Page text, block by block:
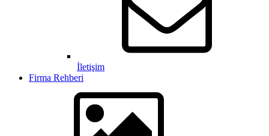
İletişim
Firma Rehberi